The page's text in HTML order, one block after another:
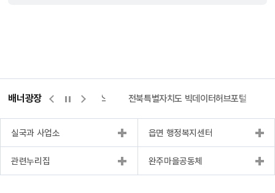
배너광장
량바로처리센터 위택스 전북특별자치도 빅데이터허브포털
실국과 사업소 읍면 행정복지센터
관련누리집 완주마을공동체